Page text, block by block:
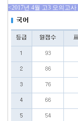
<2017년 4월 고3 모의고